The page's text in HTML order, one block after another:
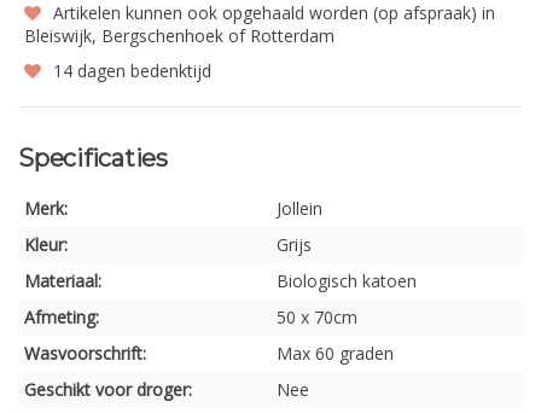
Artikelen kunnen ook opgehaald worden (op afspraak) in
Bleiswijk, Bergschenhoek of Rotterdam
14 dagen bedenktijd
Specificaties
Merk:
Jollein
Kleur:
Grijs
Materiaal:
Biologisch katoen
Afmeting:
50 x 70cm
Wasvoorschrift:
Max 60 graden
Geschikt voor droger:
Nee